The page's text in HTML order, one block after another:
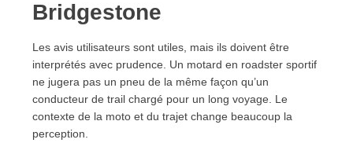
Bridgestone
Les avis utilisateurs sont utiles, mais ils doivent être
interprétés avec prudence. Un motard en roadster sportif
ne jugera pas un pneu de la même façon qu’un
conducteur de trail chargé pour un long voyage. Le
contexte de la moto et du trajet change beaucoup la
perception.